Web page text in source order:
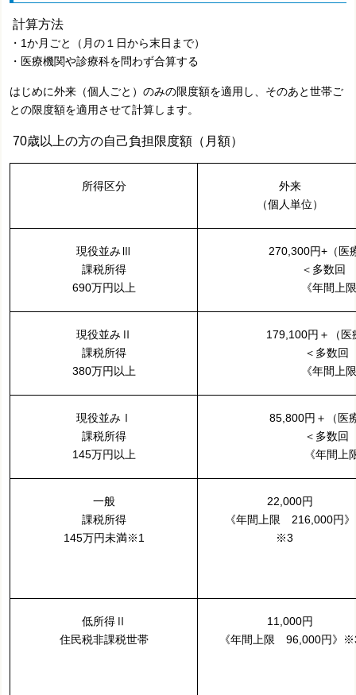
計算方法
・1か月ごと（月の１日から末日まで）
・医療機関や診療科を問わず合算する
はじめに外来（個人ごと）のみの限度額を適用し、そのあと世帯ご
との限度額を適用させて計算します。
70歳以上の方の自己負担限度額（月額）
所得区分
外来
（個人単位）
現役並みⅢ
課税所得
690万円以上
270,300円+（医
＜多数回
《年間
現役並みⅡ
課税所得
380万円以上
179,100円＋（
＜多数
《年間
現役並みⅠ
課税所得
145万円以上
85,800円＋（医
＜多数
《年間
一般
課税所得
145万円未満※1
22,000円
《年間上限 216,000円》
※3
低所得Ⅱ
住民税非課税世帯
11,000円
《年間上限 96,000円》